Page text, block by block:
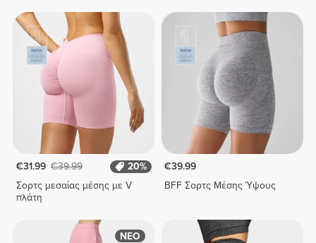
€31.99 €39.99
20%
Σορτς μεσαίας μέσης με V
πλάτη
€39.99
BFF Σορτς Μέσης Ύψους
ΝΕΟ